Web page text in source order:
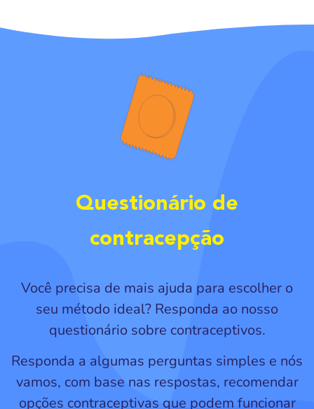
Questionário de
contracepção
Você precisa de mais ajuda para escolher o
seu método ideal? Responda ao nosso
questionário sobre contraceptivos.
Responda a algumas perguntas simples e nós
vamos, com base nas respostas, recomendar
opções contraceptivas que podem funcionar